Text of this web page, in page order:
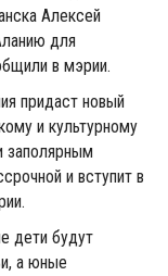
Алексей
для
в мэрии.
придаст новый
и культурному
заполярным
и вступит в
дети будут
а юные